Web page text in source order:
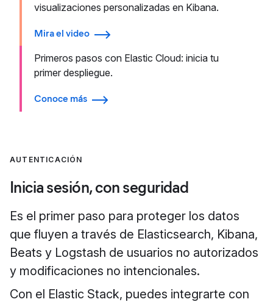
visualizaciones personalizadas en Kibana.
Mira el video
Primeros pasos con Elastic Cloud: inicia tu
primer despliegue.
Conoce más
AUTENTICACIÓN
Inicia sesión, con seguridad
Es el primer paso para proteger los datos
que fluyen a través de Elasticsearch, Kibana,
Beats y Logstash de usuarios no autorizados
y modificaciones no intencionales.
Con el Elastic Stack, puedes integrarte con